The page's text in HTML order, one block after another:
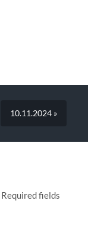
10.11.2024 »
Required fields